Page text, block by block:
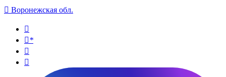
 Воронежская обл.

*

